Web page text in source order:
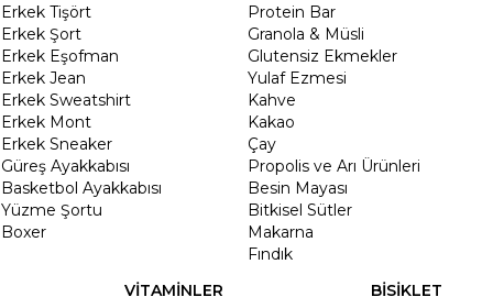
Erkek Tişört
Erkek Şort
Erkek Eşofman
Erkek Jean
Erkek Sweatshirt
Erkek Mont
Erkek Sneaker
Güreş Ayakkabısı
Basketbol Ayakkabısı
Yüzme Şortu
Boxer
Protein Bar
Granola & Müsli
Glutensiz Ekmekler
Yulaf Ezmesi
Kahve
Kakao
Çay
Propolis ve Arı Ürünleri
Besin Mayası
Bitkisel Sütler
Makarna
Fındık
VİTAMİNLER
BİSİKLET